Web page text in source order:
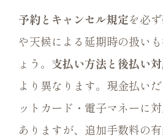
予約とキャンセル規定を必
や天候による延期時の扱い
ょう。 支払い方法と後払い
より異なります。現金払い
ットカード・電子マネーに
ありますが、追加手数料の